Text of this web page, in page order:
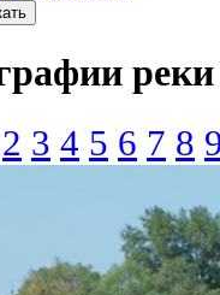
реки
2 3 4 5 6 7 8